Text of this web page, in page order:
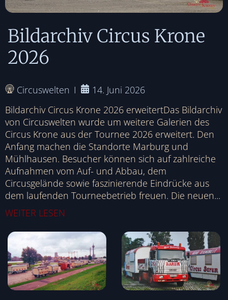
Bildarchiv Circus Krone
2026
Circuswelten
14. Juni 2026
Bildarchiv Circus Krone 2026 erweitertDas Bildarchiv
von Circuswelten wurde um weitere Galerien des
Circus Krone aus der Tournee 2026 erweitert. Den
Anfang machen die Standorte Marburg und
Mühlhausen. Besucher können sich auf zahlreiche
Aufnahmen vom Auf- und Abbau, dem
Circusgelände sowie faszinierende Eindrücke aus
dem laufenden Tourneebetrieb freuen. Die neuen...
WEITER LESEN